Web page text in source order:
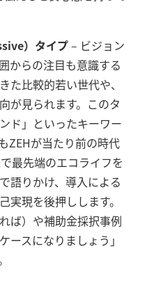
）タイプ– ビジョン
からの注目も意識する
た比較的若い世代や、
が見られます。このタ
ド」といったキーワー
ZEHが当たり前の時代
最先端のエコライフを
で語りかけ、導入による
実現を後押しします。
ば）や補助金採択事例
ースになりましょう」